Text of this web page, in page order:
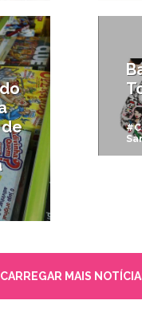
CARREGAR MAIS